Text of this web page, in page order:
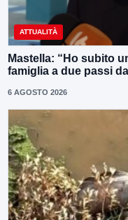
ATTUALITÀ
Mastella: “Ho subito
famiglia a due passi
6 AGOSTO 2026